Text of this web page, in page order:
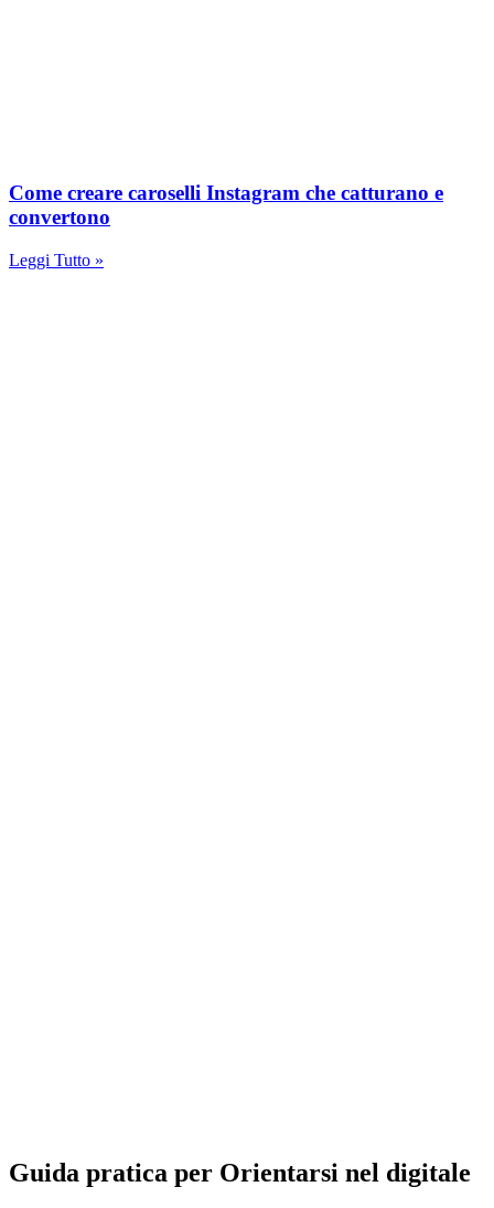
Come creare caroselli Instagram che catturano e
convertono
Leggi Tutto »
Guida pratica per Orientarsi nel digitale